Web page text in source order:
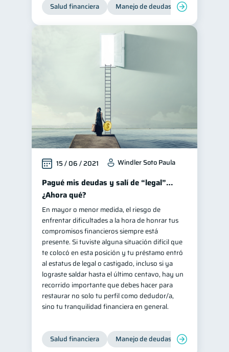
Salud financiera Manejo de deudas
15 / 06 / 2021 Windler Soto Paula
Pagué mis deudas y salí de “legal”…
¿Ahora qué?
En mayor o menor medida, el riesgo de
enfrentar dificultades a la hora de honrar tus
compromisos financieros siempre está
presente. Si tuviste alguna situación difícil que
te colocó en esta posición y tu préstamo entró
al estatus de legal o castigado, incluso si ya
lograste saldar hasta el último centavo, hay un
recorrido importante que debes hacer para
restaurar no solo tu perfil como dedudor/a,
sino tu tranquilidad financiera en general.
Salud financiera Manejo de deudas